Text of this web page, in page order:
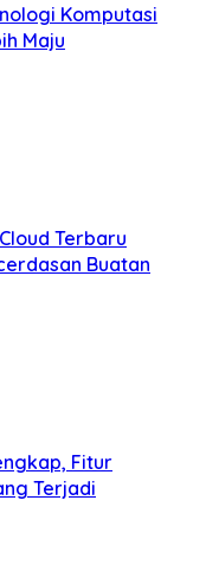
Komputasi
Maju
Terbaru
Buatan
Fitur
Terjadi